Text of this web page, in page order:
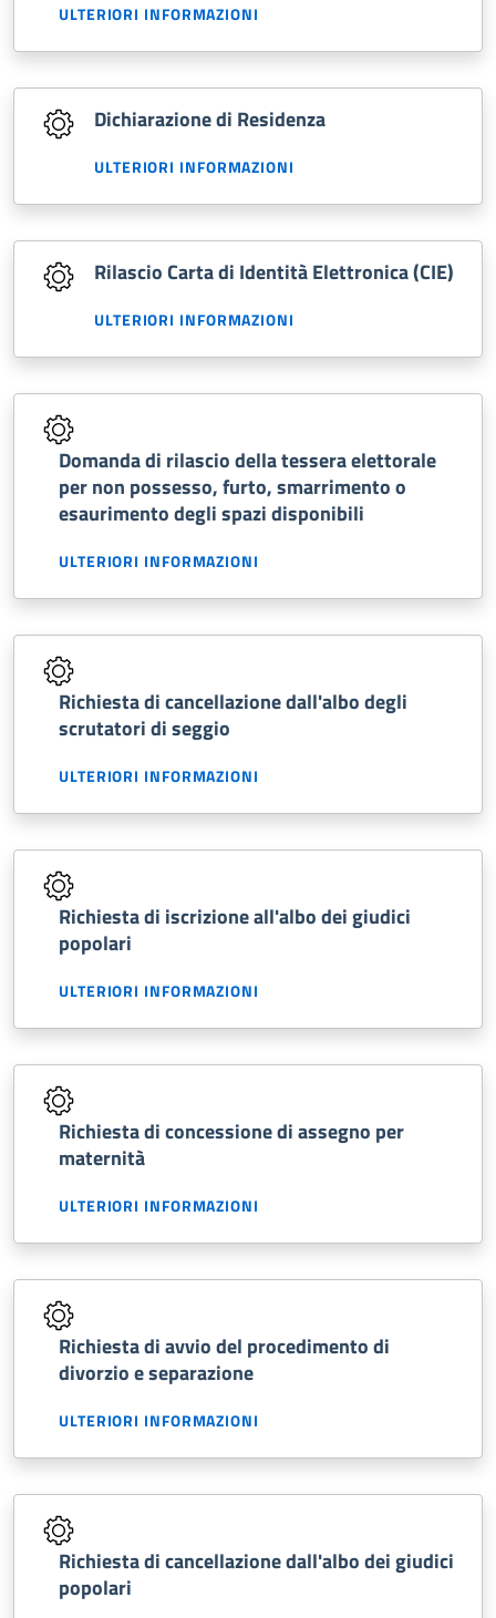
ULTERIORI INFORMAZIONI
Dichiarazione di Residenza
ULTERIORI INFORMAZIONI
Rilascio Carta di Identità Elettronica (CIE)
ULTERIORI INFORMAZIONI
Domanda di rilascio della tessera elettorale
per non possesso, furto, smarrimento o
esaurimento degli spazi disponibili
ULTERIORI INFORMAZIONI
Richiesta di cancellazione dall'albo degli
scrutatori di seggio
ULTERIORI INFORMAZIONI
Richiesta di iscrizione all'albo dei giudici
popolari
ULTERIORI INFORMAZIONI
Richiesta di concessione di assegno per
maternità
ULTERIORI INFORMAZIONI
Richiesta di avvio del procedimento di
divorzio e separazione
ULTERIORI INFORMAZIONI
Richiesta di cancellazione dall'albo dei giudici
popolari